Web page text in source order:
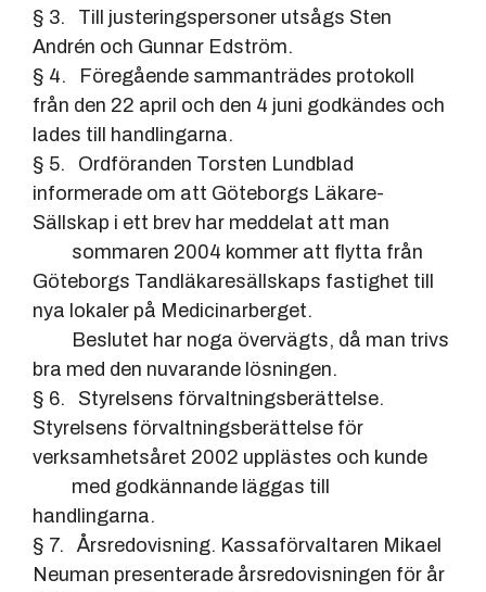
§ 3. Till justeringspersoner utsågs Sten
Andrén och Gunnar Edström.
§ 4. Föregående sammanträdes protokoll
från den 22 april och den 4 juni godkändes och
lades till handlingarna.
§ 5. Ordföranden Torsten Lundblad
informerade om att Göteborgs Läkare-
Sällskap i ett brev har meddelat att man
sommaren 2004 kommer att flytta från
Göteborgs Tandläkaresällskaps fastighet till
nya lokaler på Medicinarberget.
Beslutet har noga övervägts, då man trivs
bra med den nuvarande lösningen.
§ 6. Styrelsens förvaltningsberättelse.
Styrelsens förvaltningsberättelse för
verksamhetsåret 2002 upplästes och kunde
med godkännande läggas till
handlingarna.
§ 7. Årsredovisning. Kassaförvaltaren Mikael
Neuman presenterade årsredovisningen för år